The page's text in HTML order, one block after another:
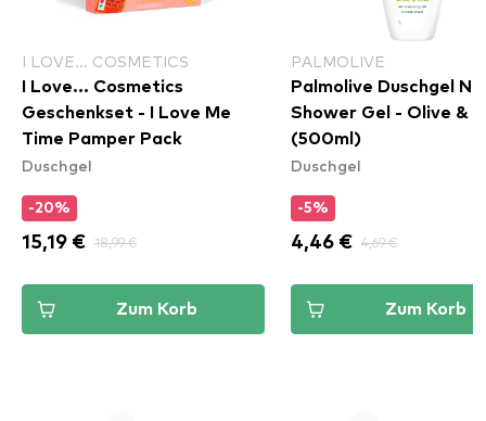
I LOVE... COSMETICS
I Love... Cosmetics
Geschenkset - I Love Me
Time Pamper Pack
Duschgel
-20%
15,19 € 18,99 €
Zum Korb
PALMOLIVE
Palmolive Duschgel
Shower Gel - Olive &
(500ml)
Duschgel
-5%
4,46 € 4,69 €
Zum Korb